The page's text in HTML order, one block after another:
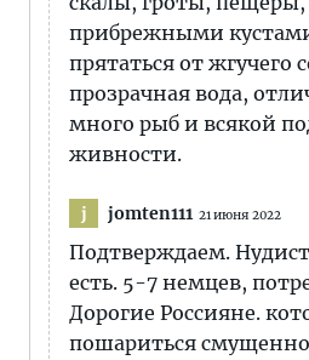
прибрежными
прятаться от жгучего
прозрачная вода,
много рыб и всякой
живности.
j jomten111 21 июня 2022
Подтверждаем.
есть. 5-7 немцев,
Дорогие Россияне.
пошариться